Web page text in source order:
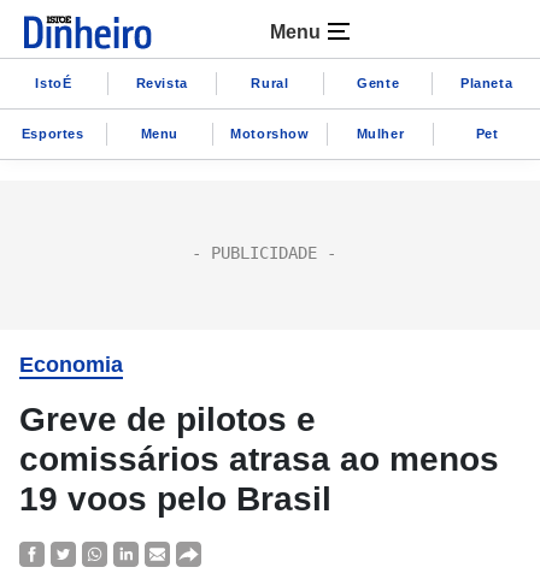
Menu
IstoÉ Revista Rural Gente Planeta
Esportes Menu Motorshow Mulher Pet
Economia
Greve de pilotos e
comissários atrasa ao menos
19 voos pelo Brasil